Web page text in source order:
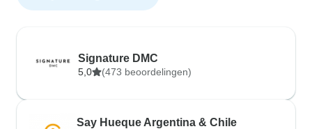
Signature DMC
5,0 (473 beoordelingen)
Say Hueque Argentina & Chile